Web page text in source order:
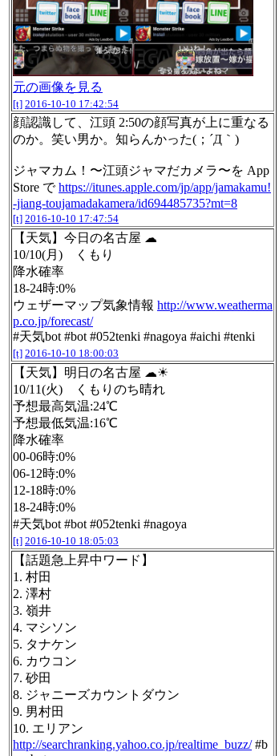
元の画像を見る
[t] 2016-10-10 17:42:54
顔認識して、江頭 2:50の顔写真が上に重なる
のか。笑い男か。知らんかった(；´Д｀)
ジャマカム！〜江頭ジャマだカメラ〜を App
Store でhttps://itunes.apple.com/jp/app/jamakamu!
-jiang-toujamadakamera/id694485735?mt=8
[t] 2016-10-10 17:47:54
【天気】今日の名古屋 ☁
10/10(月) くもり
降水確率
18-24時:0%
ウェザーマップ気象情報 http://www.weatherma
p.co.jp/forecast/
#天気bot #bot #052tenki #nagoya #aichi #tenki
[t] 2016-10-10 18:00:03
【天気】明日の名古屋 ☁☀
10/11(火) くもりのち晴れ
予想最高気温:24℃
予想最低気温:16℃
降水確率
00-06時:0%
06-12時:0%
12-18時:0%
18-24時:0%
#天気bot #bot #052tenki #nagoya
[t] 2016-10-10 18:05:03
【話題急上昇中ワード】
1. 村田
2. 澤村
3. 嶺井
4. マシソン
5. タナケン
6. カウコン
7. 砂田
8. ジャニーズカウントダウン
9. 男村田
10. エリアン
http://searchranking.yahoo.co.jp/realtime_buzz/#b